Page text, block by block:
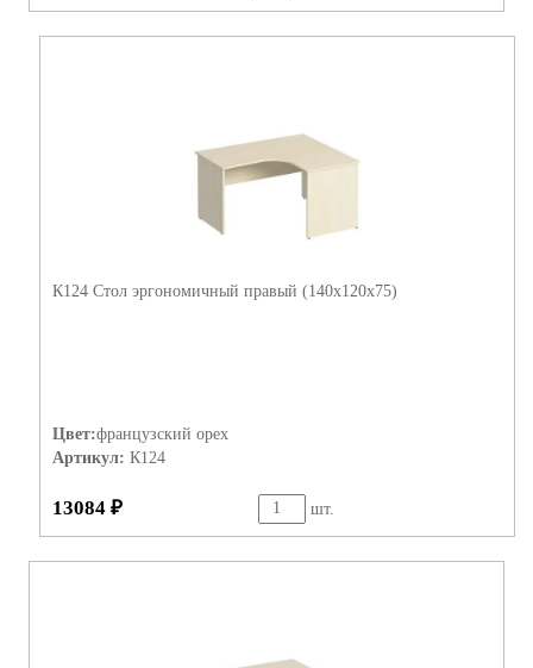
К124 Стол эргономичный правый (140х120х75)
Цвет:французский орех
Артикул: К124
13084 ₽ шт.